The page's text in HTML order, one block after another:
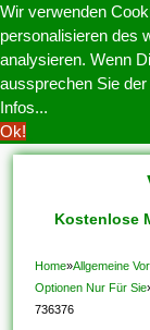
Wir verwenden
personalisieren des
analysieren. Wenn
aussprechen Sie
Infos...
Ok!
Kostenlose
Home»Allgemeine
Optionen Nur Für Sie
736376